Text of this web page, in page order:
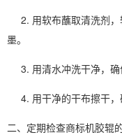
2. 用软布蘸取清洗剂，
墨。
3. 用清水冲洗干净，确
4. 用干净的干布擦干，
二、定期检查商标机胶辊